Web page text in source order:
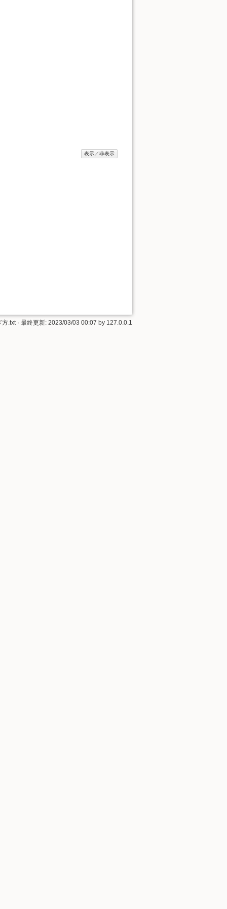
方.txt · 最終更新: 2023/03/03 00:07 by 127.0.0.1